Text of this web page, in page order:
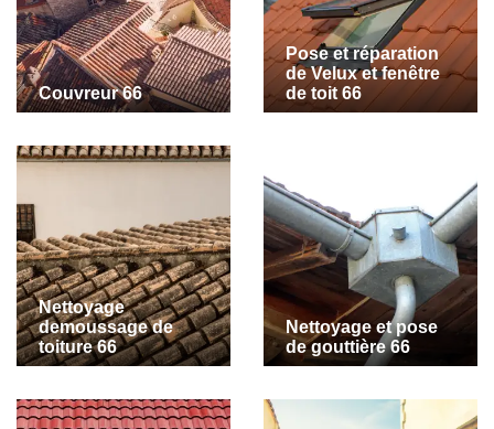
Couvreur 66
Pose et réparation
de Velux et fenêtre
de toit 66
Nettoyage
demoussage de
toiture 66
Nettoyage et pose
de gouttière 66